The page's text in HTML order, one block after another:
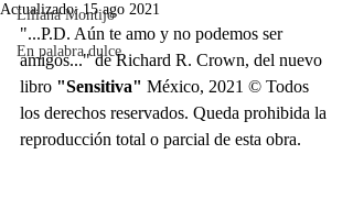
Liliana Montijo
En palabra dulce
Actualizado:15 ago 2021
"...P.D. Aún te amo y no podemos ser
amigos..." de Richard R. Crown, del nuevo
libro "Sensitiva" México, 2021 © Todos
los derechos reservados. Queda prohibida la
reproducción total o parcial de esta obra.